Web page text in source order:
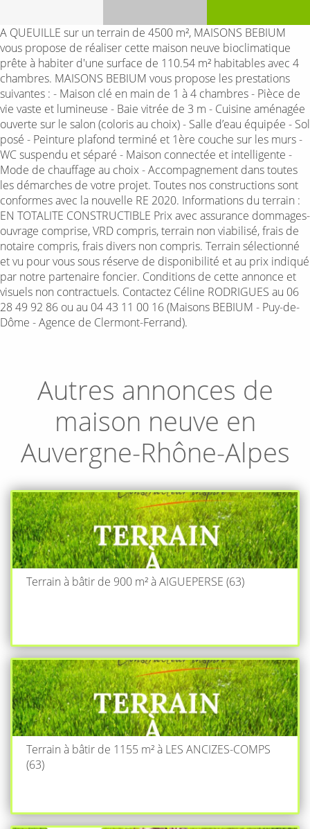
A QUEUILLE sur un terrain de 4500 m², MAISONS BEBIUM
vous propose de réaliser cette maison neuve bioclimatique
prête à habiter d'une surface de 110.54 m² habitables avec 4
chambres. MAISONS BEBIUM vous propose les prestations
suivantes : - Maison clé en main de 1 à 4 chambres - Pièce de
vie vaste et lumineuse - Baie vitrée de 3 m - Cuisine aménagée
ouverte sur le salon (coloris au choix) - Salle d’eau équipée - Sol
posé - Peinture plafond terminé et 1ère couche sur les murs -
WC suspendu et séparé - Maison connectée et intelligente -
Mode de chauffage au choix - Accompagnement dans toutes
les démarches de votre projet. Toutes nos constructions sont
conformes avec la nouvelle RE 2020. Informations du terrain :
EN TOTALITE CONSTRUCTIBLE Prix avec assurance dommages-
ouvrage comprise, VRD compris, terrain non viabilisé, frais de
notaire compris, frais divers non compris. Terrain sélectionné
et vu pour vous sous réserve de disponibilité et au prix indiqué
par notre partenaire foncier. Conditions de cette annonce et
visuels non contractuels. Contactez Céline RODRIGUES au 06
28 49 92 86 ou au 04 43 11 00 16 (Maisons BEBIUM - Puy-de-
Dôme - Agence de Clermont-Ferrand).
Autres annonces de
maison neuve en
Auvergne-Rhône-Alpes
Terrain à bâtir de 900 m² à AIGUEPERSE (63)
Terrain à bâtir de 1155 m² à LES ANCIZES-COMPS
(63)